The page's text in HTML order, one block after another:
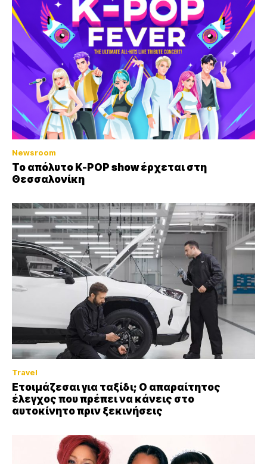
Newsroom
Το απόλυτο K-POP show έρχεται στη
Θεσσαλονίκη
Travel
Ετοιμάζεσαι για ταξίδι; Ο απαραίτητος
έλεγχος που πρέπει να κάνεις στο
αυτοκίνητο πριν ξεκινήσεις